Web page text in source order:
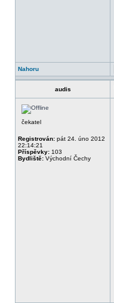
Nahoru
audis
čekatel
Registrován: pát 24. úno 2012
22:14:21
Příspěvky: 103
Bydliště: Východní Čechy